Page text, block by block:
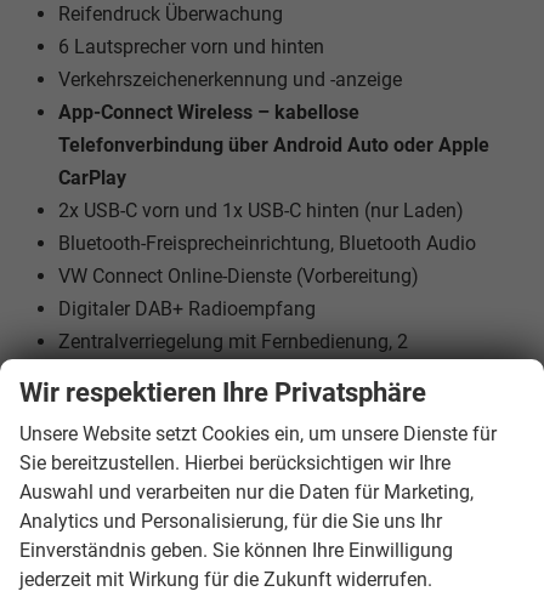
Reifendruck Überwachung
6 Lautsprecher vorn und hinten
Verkehrszeichenerkennung und -anzeige
App-Connect Wireless – kabellose
Telefonverbindung über Android Auto oder Apple
CarPlay
2x USB-C vorn und 1x USB-C hinten (nur Laden)
Bluetooth-Freisprecheinrichtung, Bluetooth Audio
VW Connect Online-Dienste (Vorbereitung)
Digitaler DAB+ Radioempfang
Zentralverriegelung mit Fernbedienung, 2
Multifunktions-Lederlenkrad mit Schaltwippen
Elektromechanische Servolenkung mit variabler Kraft
je nach Geschwindigkeit
Lenkrad in Höhe und Länge verstellbar
Elektrische Fensterheber vorn und hinten
Elektrische Außenspiegel, beheizt, asphärisch auf der
Wir respektieren Ihre Privatsphäre
Unsere Website setzt Cookies ein, um unsere Dienste für
Sie bereitzustellen. Hierbei berücksichtigen wir Ihre
Auswahl und verarbeiten nur die Daten für Marketing,
Analytics und Personalisierung, für die Sie uns Ihr
Einverständnis geben. Sie können Ihre Einwilligung
jederzeit mit Wirkung für die Zukunft widerrufen.